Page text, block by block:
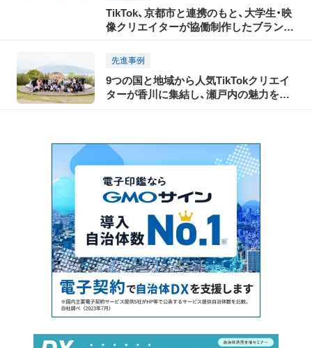
TikTok、京都市と連携のもと、大学生・映
像クリエイターが協働制作したブランデ
信
先進事例
9つの国と地域から人気TikTokクリエイ
ターが香川に集結し、瀬戸内の魅力を
信・裏瀬戸芸プロジェクト〜」開催レポー
ト（後編）